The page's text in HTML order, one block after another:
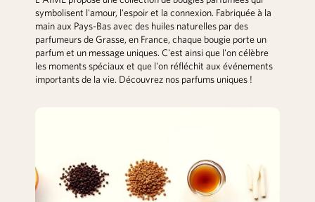
symbolisent l'amour, l'espoir et la connexion. Fabriquée à la
main aux Pays-Bas avec des huiles naturelles par des
parfumeurs de Grasse, en France, chaque bougie porte un
parfum et un message uniques. C'est ainsi que l'on célèbre
les moments spéciaux et que l'on réfléchit aux événements
importants de la vie. Découvrez nos parfums uniques !